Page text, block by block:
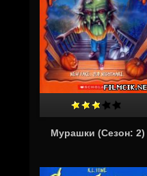
Мурашки (Сезон: 2)